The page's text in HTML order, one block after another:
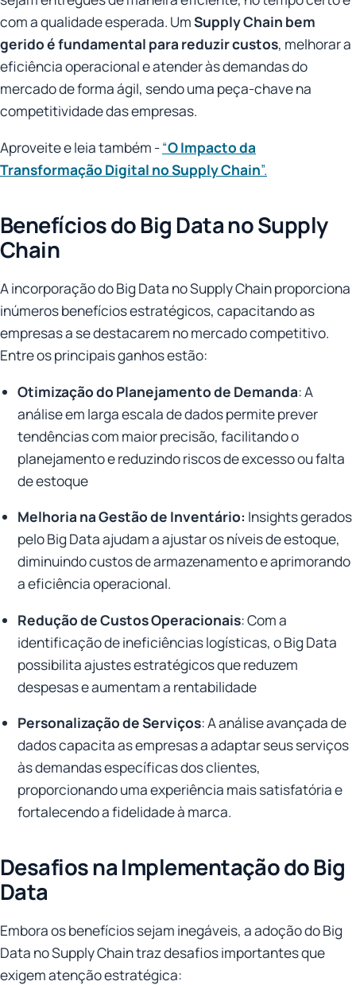
com a qualidade esperada. UmSupply Chain bem
gerido é fundamental para reduzir custos, melhorar a
eficiência operacional e atender às demandas do
mercado de forma ágil, sendo uma peça-chave na
competitividade das empresas.
Aproveite e leia também -“O Impacto da
Transformação Digital no Supply Chain”.
Benefícios do Big Data no Supply
Chain
A incorporação do Big Data no Supply Chain proporciona
inúmeros benefícios estratégicos, capacitando as
empresas a se destacarem no mercado competitivo.
Entre os principais ganhos estão:
Otimização do Planejamento de Demanda: A
análise em larga escala de dados permite prever
tendências com maior precisão, facilitando o
planejamento e reduzindo riscos de excesso ou falta
de estoque
Melhoria na Gestão de Inventário: Insights gerados
pelo Big Data ajudam a ajustar os níveis de estoque,
diminuindo custos de armazenamento e aprimorando
a eficiência operacional.
Redução de Custos Operacionais: Com a
identificação de ineficiências logísticas, o Big Data
possibilita ajustes estratégicos que reduzem
despesas e aumentam a rentabilidade
Personalização de Serviços: A análise avançada de
dados capacita as empresas a adaptar seus serviços
às demandas específicas dos clientes,
proporcionando uma experiência mais satisfatória e
fortalecendo a fidelidade à marca.
Desafios na Implementação do Big
Data
Embora os benefícios sejam inegáveis, a adoção do Big
Data no Supply Chain traz desafios importantes que
exigem atenção estratégica: